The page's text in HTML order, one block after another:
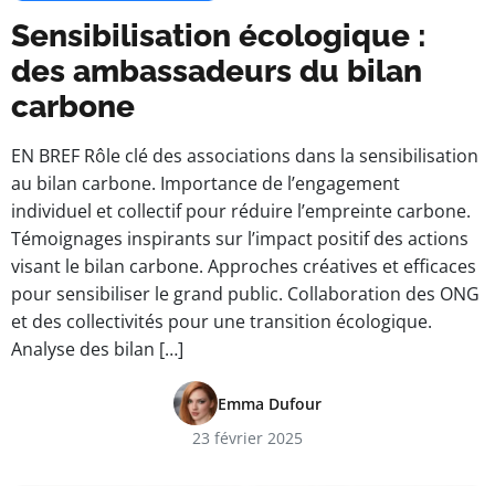
Sensibilisation écologique :
des ambassadeurs du bilan
carbone
EN BREF Rôle clé des associations dans la sensibilisation
au bilan carbone. Importance de l’engagement
individuel et collectif pour réduire l’empreinte carbone.
Témoignages inspirants sur l’impact positif des actions
visant le bilan carbone. Approches créatives et efficaces
pour sensibiliser le grand public. Collaboration des ONG
et des collectivités pour une transition écologique.
Analyse des bilan […]
Emma Dufour
23 février 2025